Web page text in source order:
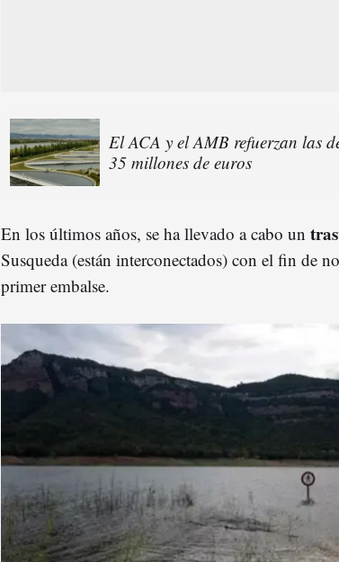
El ACA y el AMB refuerzan las
35 millones de euros
En los últimos años, se ha llevado a cabo un
Susqueda (están interconectados) con el fin de
primer embalse.